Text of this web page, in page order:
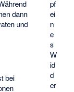
pf
ei
n
e
s
W
id
d
er
dann
und
bei